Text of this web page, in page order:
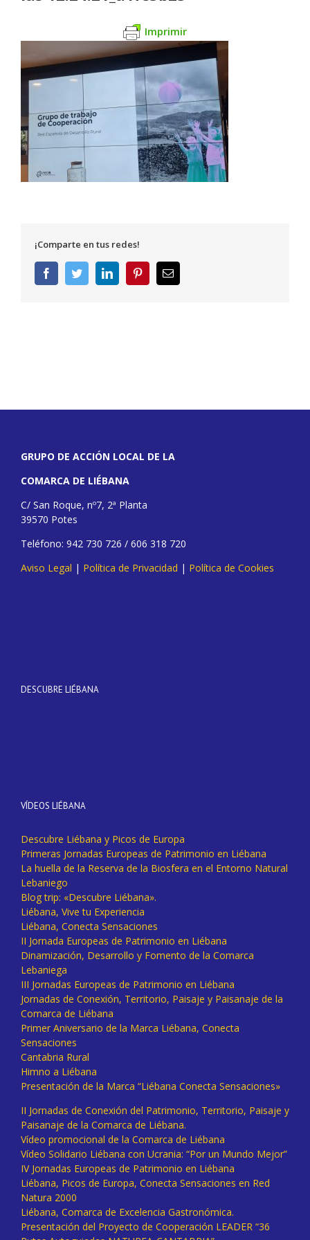
Imprimir
¡Comparte en tus redes!
FacebookTwitterLinkedInPinterestCorreo
electrónico
GRUPO DE ACCIÓN LOCAL DE LA
COMARCA DE LIÉBANA
C/ San Roque, nº7, 2ª Planta
39570 Potes
Teléfono: 942 730 726 / 606 318 720
Aviso Legal | Política de Privacidad | Política de Cookies
DESCUBRE LIÉBANA
VÍDEOS LIÉBANA
Descubre Liébana y Picos de Europa
Primeras Jornadas Europeas de Patrimonio en Liébana
La huella de la Reserva de la Biosfera en el Entorno Natural
Lebaniego
Blog trip: «Descubre Liébana».
Liébana, Vive tu Experiencia
Liébana, Conecta Sensaciones
II Jornada Europeas de Patrimonio en Liébana
Dinamización, Desarrollo y Fomento de la Comarca
Lebaniega
III Jornadas Europeas de Patrimonio en Liébana
Jornadas de Conexión, Territorio, Paisaje y Paisanaje de la
Comarca de Liébana
Primer Aniversario de la Marca Liébana, Conecta
Sensaciones
Cantabria Rural
Himno a Liébana
Presentación de la Marca “Liébana Conecta Sensaciones»
II Jornadas de Conexión del Patrimonio, Territorio, Paisaje y
Paisanaje de la Comarca de Liébana.
Vídeo promocional de la Comarca de Liébana
Vídeo Solidario Liébana con Ucrania: “Por un Mundo Mejor”
IV Jornadas Europeas de Patrimonio en Liébana
Liébana, Picos de Europa, Conecta Sensaciones en Red
Natura 2000
Liébana, Comarca de Excelencia Gastronómica.
Presentación del Proyecto de Cooperación LEADER “36